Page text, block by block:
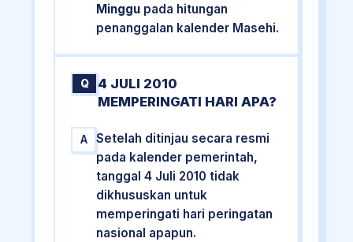
Minggu pada hitungan
penanggalan kalender Masehi.
Q
4 JULI 2010
MEMPERINGATI HARI APA?
A
Setelah ditinjau secara resmi
pada kalender pemerintah,
tanggal 4 Juli 2010 tidak
dikhususkan untuk
memperingati hari peringatan
nasional apapun.